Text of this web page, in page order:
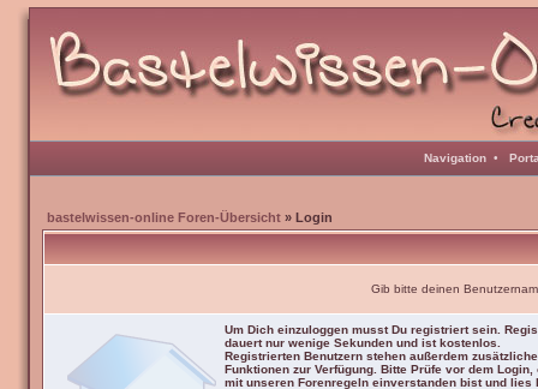
Navigation •
bastelwissen-online Foren-Übersicht » Login
Gib bitte deinen
Um Dich einzuloggen musst Du registriert sein.
dauert nur wenige Sekunden und ist kostenlos.
Registrierten Benutzern stehen außerdem zusätzliche
Funktionen zur Verfügung. Bitte Prüfe vor dem Login,
mit unseren Forenregeln einverstanden bist und lies